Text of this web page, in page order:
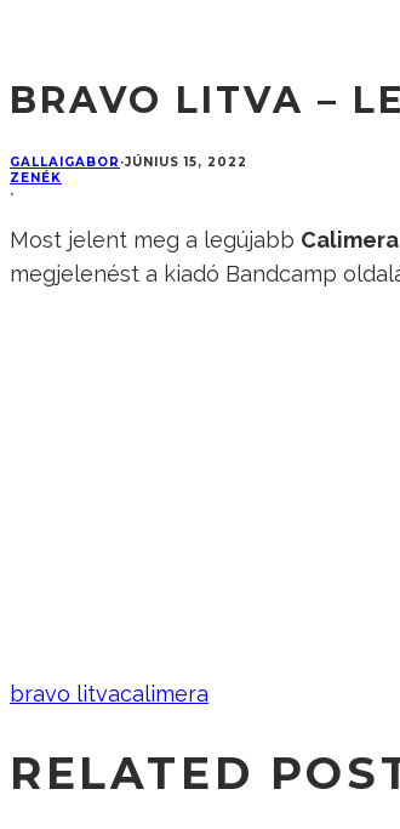
BRAVO LITVA –
GALLAIGABOR ·JÚNIUS 15, 2022
ZENÉK
·
Most jelent meg a legújabb Calimera
megjelenést a kiadó Bandcamp
bravo litvacalimera
RELATED